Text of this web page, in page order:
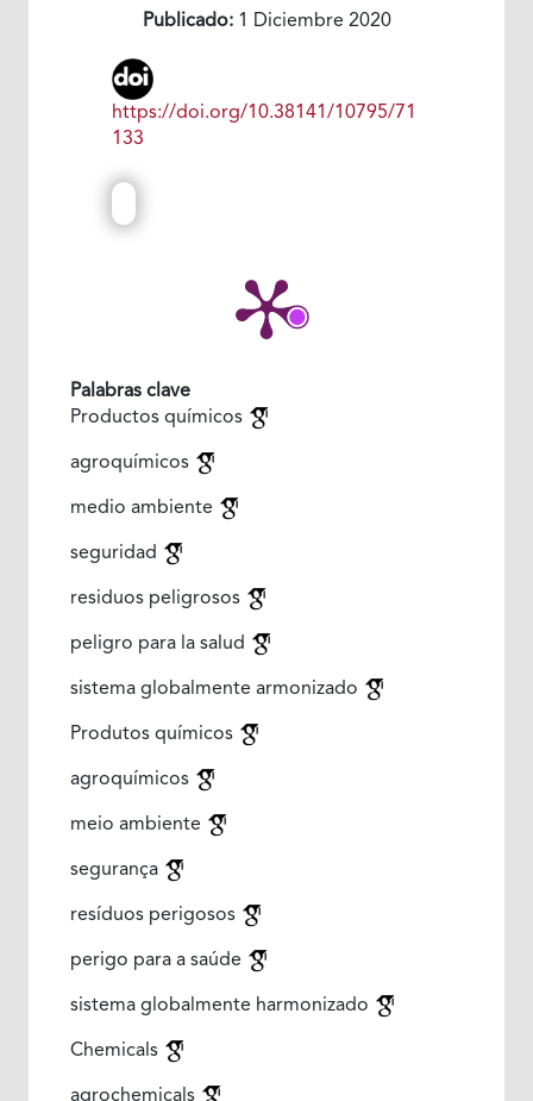
Publicado:1 Diciembre 2020
https://doi.org/10.38141/10795/71
133
Palabras clave
Productos químicos
agroquímicos
medio ambiente
seguridad
residuos peligrosos
peligro para la salud
sistema globalmente armonizado
Produtos químicos
agroquímicos
meio ambiente
segurança
resíduos perigosos
perigo para a saúde
sistema globalmente harmonizado
Chemicals
agrochemicals